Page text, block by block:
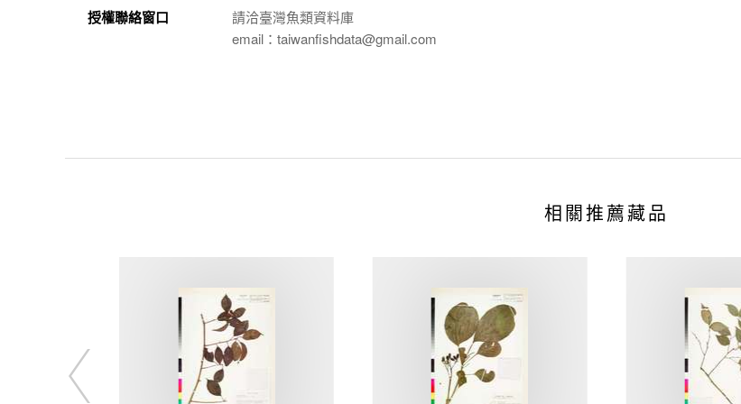
授權聯絡窗口
請洽臺灣魚類資料庫
email：taiwanfishdata@gmail.com
相關推薦藏品